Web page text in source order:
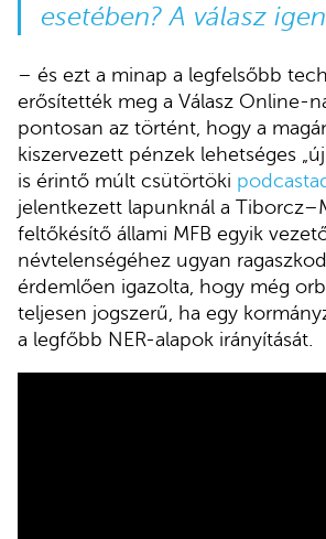
esetében? A válasz igen
– és ezt a minap a legfelsőbb
erősítették meg a Válasz Online-
pontosan az történt, hogy a
kiszervezett pénzek lehetséges
is érintő múlt csütörtöki
jelentkezett lapunknál a
feltőkésítő állami MFB egyik
névtelenségéhez ugyan
érdemlően igazolta, hogy még
teljesen jogszerű, ha egy
a legfőbb NER-alapok irányítását.